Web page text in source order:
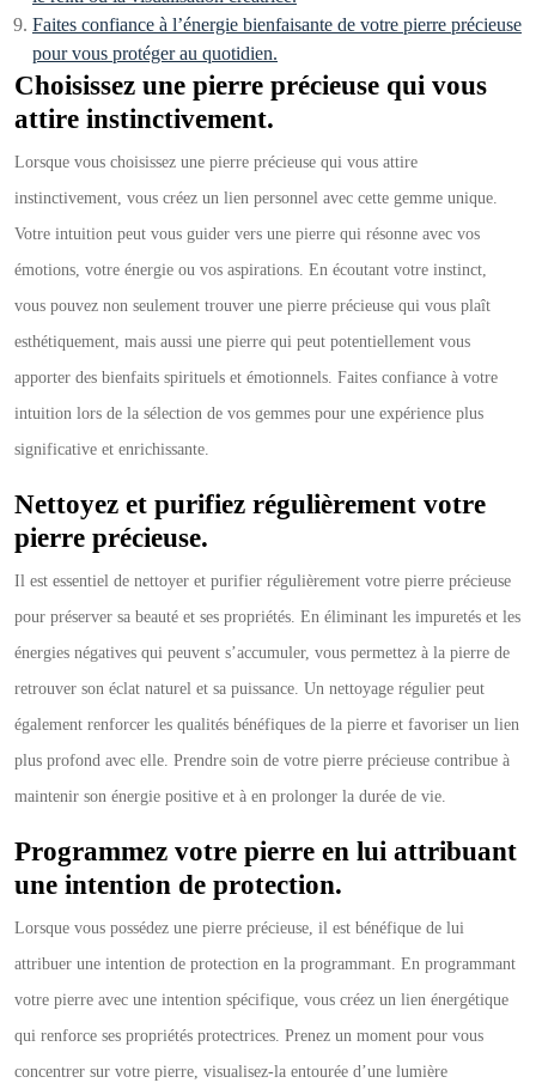
Faites confiance à l’énergie bienfaisante de votre pierre précieuse
pour vous protéger au quotidien.
Choisissez une pierre précieuse qui vous
attire instinctivement.
Lorsque vous choisissez une pierre précieuse qui vous attire
instinctivement, vous créez un lien personnel avec cette gemme unique.
Votre intuition peut vous guider vers une pierre qui résonne avec vos
émotions, votre énergie ou vos aspirations. En écoutant votre instinct,
vous pouvez non seulement trouver une pierre précieuse qui vous plaît
esthétiquement, mais aussi une pierre qui peut potentiellement vous
apporter des bienfaits spirituels et émotionnels. Faites confiance à votre
intuition lors de la sélection de vos gemmes pour une expérience plus
significative et enrichissante.
Nettoyez et purifiez régulièrement votre
pierre précieuse.
Il est essentiel de nettoyer et purifier régulièrement votre pierre précieuse
pour préserver sa beauté et ses propriétés. En éliminant les impuretés et les
énergies négatives qui peuvent s’accumuler, vous permettez à la pierre de
retrouver son éclat naturel et sa puissance. Un nettoyage régulier peut
également renforcer les qualités bénéfiques de la pierre et favoriser un lien
plus profond avec elle. Prendre soin de votre pierre précieuse contribue à
maintenir son énergie positive et à en prolonger la durée de vie.
Programmez votre pierre en lui attribuant
une intention de protection.
Lorsque vous possédez une pierre précieuse, il est bénéfique de lui
attribuer une intention de protection en la programmant. En programmant
votre pierre avec une intention spécifique, vous créez un lien énergétique
qui renforce ses propriétés protectrices. Prenez un moment pour vous
concentrer sur votre pierre, visualisez-la entourée d’une lumière